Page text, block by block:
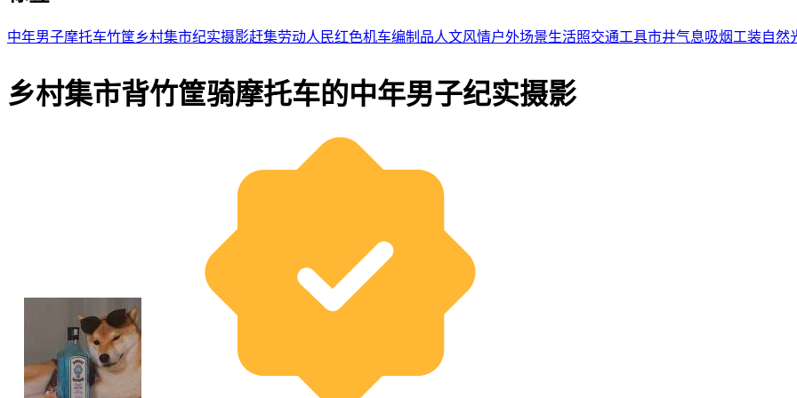
中年男子摩托车竹筐乡村集市纪实摄影赶集劳动人民红色机车编制品人文风情户外场景生活照交通工具市井气息吸烟工装自然
乡村集市背竹筐骑摩托车的中年男子纪实摄影